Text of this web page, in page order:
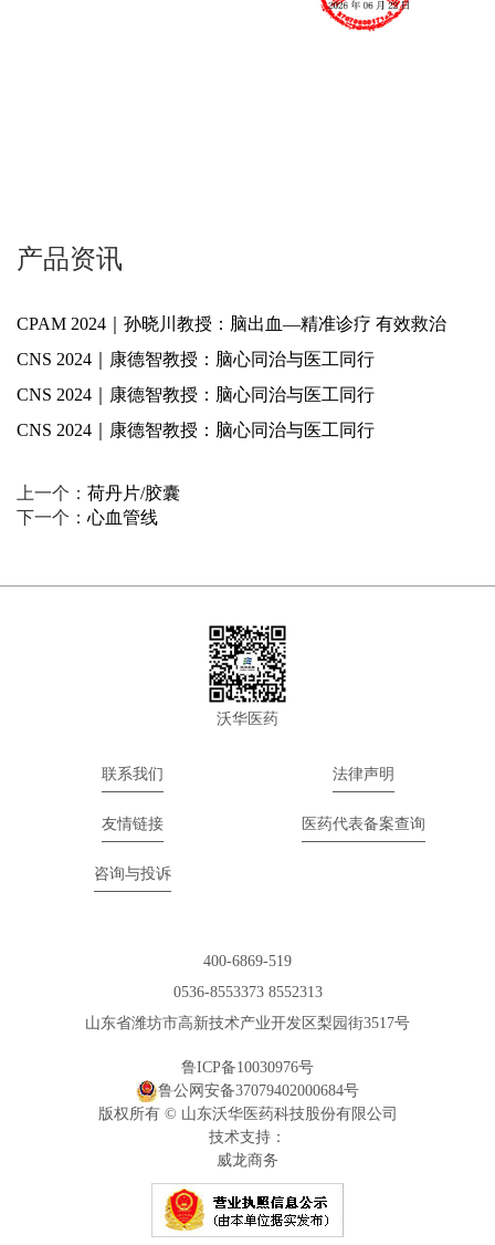
产品资讯
CPAM 2024｜孙晓川教授：脑出血—精准诊疗 有效救治
CNS 2024｜康德智教授：脑心同治与医工同行
CNS 2024｜康德智教授：脑心同治与医工同行
CNS 2024｜康德智教授：脑心同治与医工同行
上一个： 荷丹片/胶囊
下一个： 心血管线
沃华医药
联系我们 法律声明
友情链接 医药代表备案查询
咨询与投诉
400-6869-519
0536-8553373 8552313
山东省潍坊市高新技术产业开发区梨园街3517号
鲁ICP备10030976号
鲁公网安备37079402000684号
版权所有 © 山东沃华医药科技股份有限公司
技术支持：
威龙商务